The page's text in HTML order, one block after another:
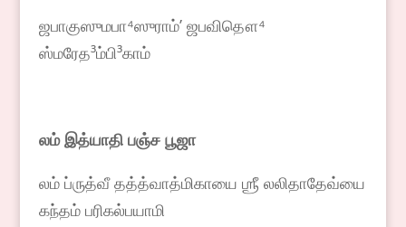
ஜபாகுஸுமபா⁴ஸுராம்ʼ ஜபவிதௌ⁴
ஸ்மரேத³ம்பி³காம்
லம் இத்யாதி பஞ்ச பூஜா
லம் ப்ருத்வீ தத்த்வாத்மிகாயை ஶ்ரீ லலிதாதேவ்யை
கந்தம் பரிகல்பயாமி